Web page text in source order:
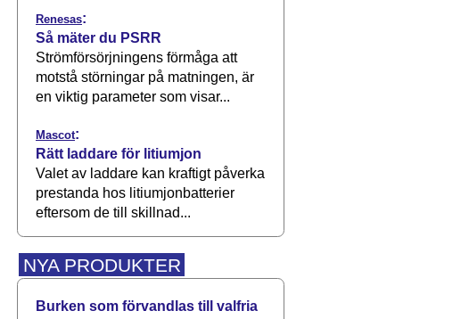
Renesas:
Så mäter du PSRR
Strömförsörjningens förmåga att
motstå störningar på matningen, är
en viktig parameter som visar...
Mascot:
Rätt laddare för litiumjon
Valet av laddare kan kraftigt påverka
prestanda hos litiumjonbatterier
eftersom de till skillnad...
NYA PRODUKTER
Burken som förvandlas till valfria